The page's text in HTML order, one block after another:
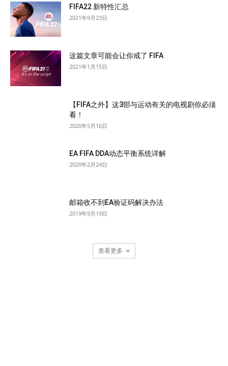
FIFA22 新特性汇总
2021年9月23日
这篇文章可能会让你戒了 FIFA
2021年1月15日
【FIFA之外】这3部与运动有关的电视剧你必须
看！
2020年5月16日
EA FIFA DDA动态平衡系统详解
2020年2月24日
邮箱收不到EA验证码解决办法
2019年9月19日
查看更多